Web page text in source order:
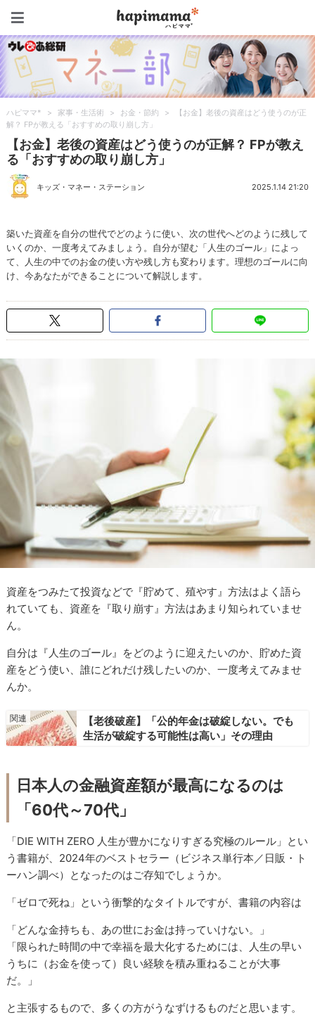
ハピママ* > 家事・生活術 > お金・節約 >
【お金】老後の資産はどう使うのが正
解？ FPが教える「おすすめの取り崩し方」
【お金】老後の資産はどう使うのが正解？ FPが教え
る「おすすめの取り崩し方」
キッズ・マネー・ステーション 2025.1.14 21:20
築いた資産を自分の世代でどのように使い、次の世代へどのように残して
いくのか、一度考えてみましょう。自分が望む「人生のゴール」によっ
て、人生の中でのお金の使い方や残し方も変わります。理想のゴールに向
け、今あなたができることについて解説します。
資産をつみたて投資などで『貯めて、殖やす』方法はよく語ら
れていても、資産を『取り崩す』方法はあまり知られていませ
ん。
自分は『人生のゴール』をどのように迎えたいのか、貯めた資
産をどう使い、誰にどれだけ残したいのか、一度考えてみませ
んか。
【老後破産】「公的年金は破綻しない。でも
生活が破綻する可能性は高い」その理由
日本人の金融資産額が最高になるのは
「60代～70代」
「DIE WITH ZERO 人生が豊かになりすぎる究極のルール」とい
う書籍が、2024年のベストセラー（ビジネス単行本／日販・ト
ーハン調べ）となったのはご存知でしょうか。
「ゼロで死ね」という衝撃的なタイトルですが、書籍の内容は
「どんな金持ちも、あの世にお金は持っていけない。」
「限られた時間の中で幸福を最大化するためには、人生の早い
うちに（お金を使って）良い経験を積み重ねることが大事
だ。」
と主張するもので、多くの方がうなずけるものだと思います。